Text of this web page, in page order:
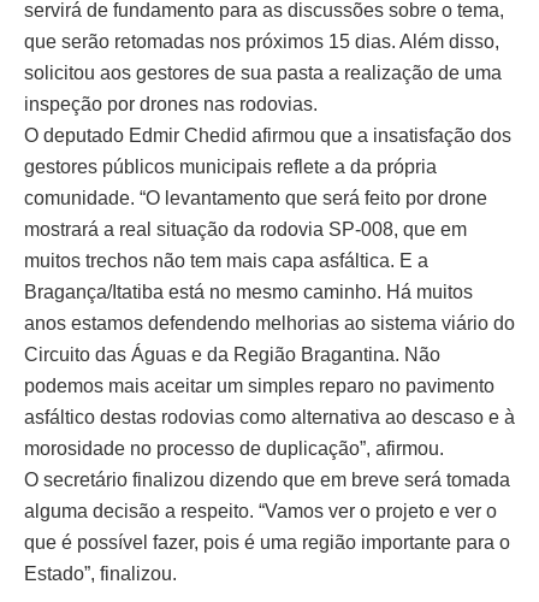
servirá de fundamento para as discussões sobre o tema,
que serão retomadas nos próximos 15 dias. Além disso,
solicitou aos gestores de sua pasta a realização de uma
inspeção por drones nas rodovias.
O deputado Edmir Chedid afirmou que a insatisfação dos
gestores públicos municipais reflete a da própria
comunidade. “O levantamento que será feito por drone
mostrará a real situação da rodovia SP-008, que em
muitos trechos não tem mais capa asfáltica. E a
Bragança/Itatiba está no mesmo caminho. Há muitos
anos estamos defendendo melhorias ao sistema viário do
Circuito das Águas e da Região Bragantina. Não
podemos mais aceitar um simples reparo no pavimento
asfáltico destas rodovias como alternativa ao descaso e à
morosidade no processo de duplicação”, afirmou.
O secretário finalizou dizendo que em breve será tomada
alguma decisão a respeito. “Vamos ver o projeto e ver o
que é possível fazer, pois é uma região importante para o
Estado”, finalizou.